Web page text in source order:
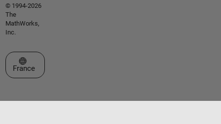
© 1994-2026
The
MathWorks,
Inc.
Sélectionner un site web
France